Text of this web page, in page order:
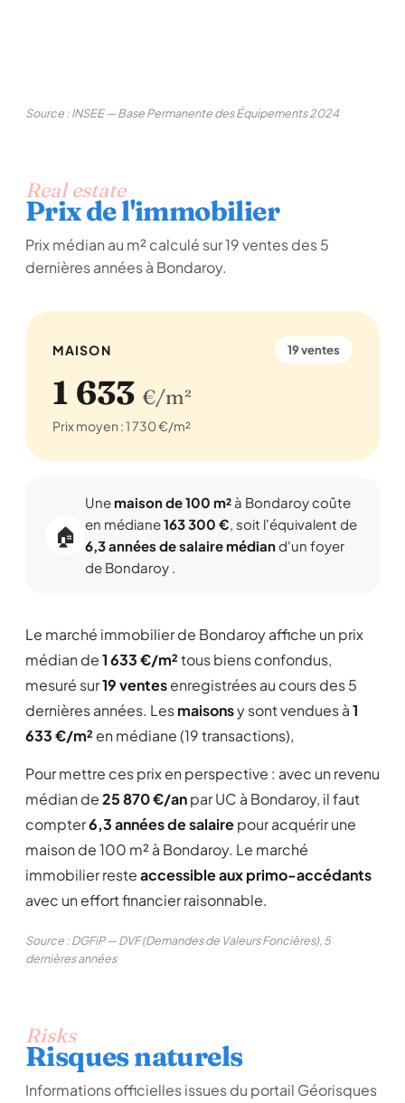
Source : INSEE — Base Permanente des Équipements 2024
Real estate
Prix de l'immobilier
Prix médian au m² calculé sur 19 ventes des 5
dernières années à Bondaroy.
MAISON 19 ventes
1 633 €/m²
Prix moyen : 1 730 €/m²
🏠
Une maison de 100 m² à Bondaroy coûte
en médiane163 300 €, soit l'équivalent de
6,3 années de salaire médiand'un foyer
de Bondaroy .
Le marché immobilier de Bondaroy affiche un prix
médian de1 633 €/m²tous biens confondus,
mesuré sur19 ventesenregistrées au cours des 5
dernières années. Lesmaisonsy sont vendues à1
633 €/m² en médiane (19 transactions),
Pour mettre ces prix en perspective : avec un revenu
médian de25 870 €/anpar UC à Bondaroy, il faut
compter6,3 années de salairepour acquérir une
maison de 100 m² à Bondaroy. Le marché
immobilier resteaccessible aux primo-accédants
avec un effort financier raisonnable.
Source : DGFiP — DVF (Demandes de Valeurs Foncières), 5
dernières années
Risks
Risques naturels
Informations officielles issues du portail Géorisques